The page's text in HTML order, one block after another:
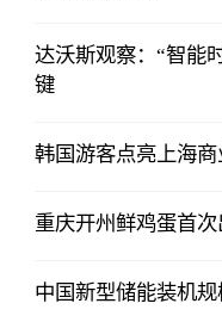
达沃斯观察：“智能
键
韩国游客点亮上海商
重庆开州鲜鸡蛋首
中国新型储能装机